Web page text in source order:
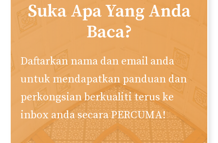
Suka Apa Yang Anda
Baca?
Daftarkan nama dan email anda
untuk mendapatkan panduan dan
perkongsian berkualiti terus ke
inbox anda secara PERCUMA!